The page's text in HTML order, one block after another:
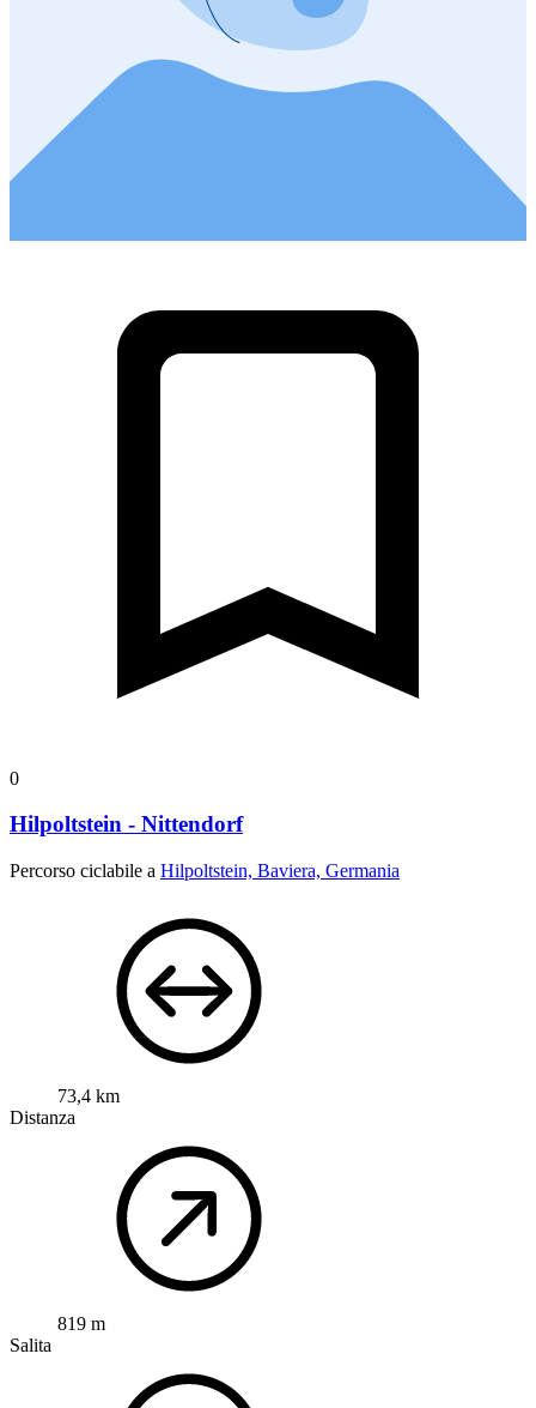
0
Hilpoltstein - Nittendorf
Percorso ciclabile a Hilpoltstein, Baviera, Germania
73,4 km
Distanza
819 m
Salita